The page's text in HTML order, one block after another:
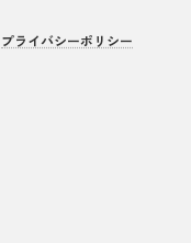
プライバシーポリシー